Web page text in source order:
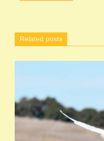
Related posts